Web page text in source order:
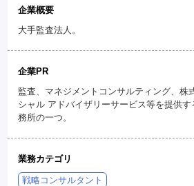
企業概要
大手監査法人。
企業PR
監査、マネジメントコンサルティング、株
シャル アドバイザリーサービス等を提供
務所の一つ。
業務カテゴリ
戦略コンサルタント